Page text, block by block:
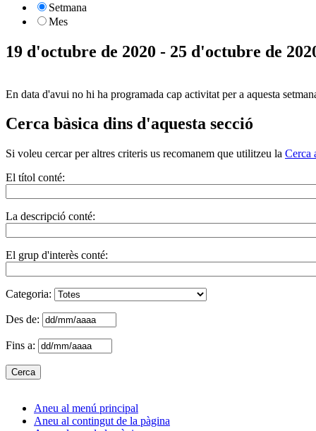
Setmana
Mes
19 d'octubre de 2020 - 25 d'octubre de
En data d'avui no hi ha programada cap activitat per a aquesta
Cerca bàsica dins d'aquesta secció
Si voleu cercar per altres criteris us recomanem que utilitzeu la Cerca
El títol conté:
La descripció conté:
El grup d'interès conté:
Categoria:
Des de:
Fins a:
Aneu al menú principal
Aneu al contingut de la pàgina